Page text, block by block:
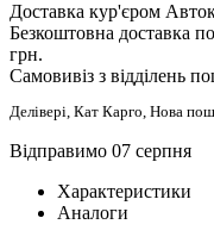
Доставка кур'єром
Безкоштовна доставка
грн.
Самовивіз з відділень
Делівері, Кат Карго, Нова
Відправимо 07 серпня
Характеристики
Аналоги